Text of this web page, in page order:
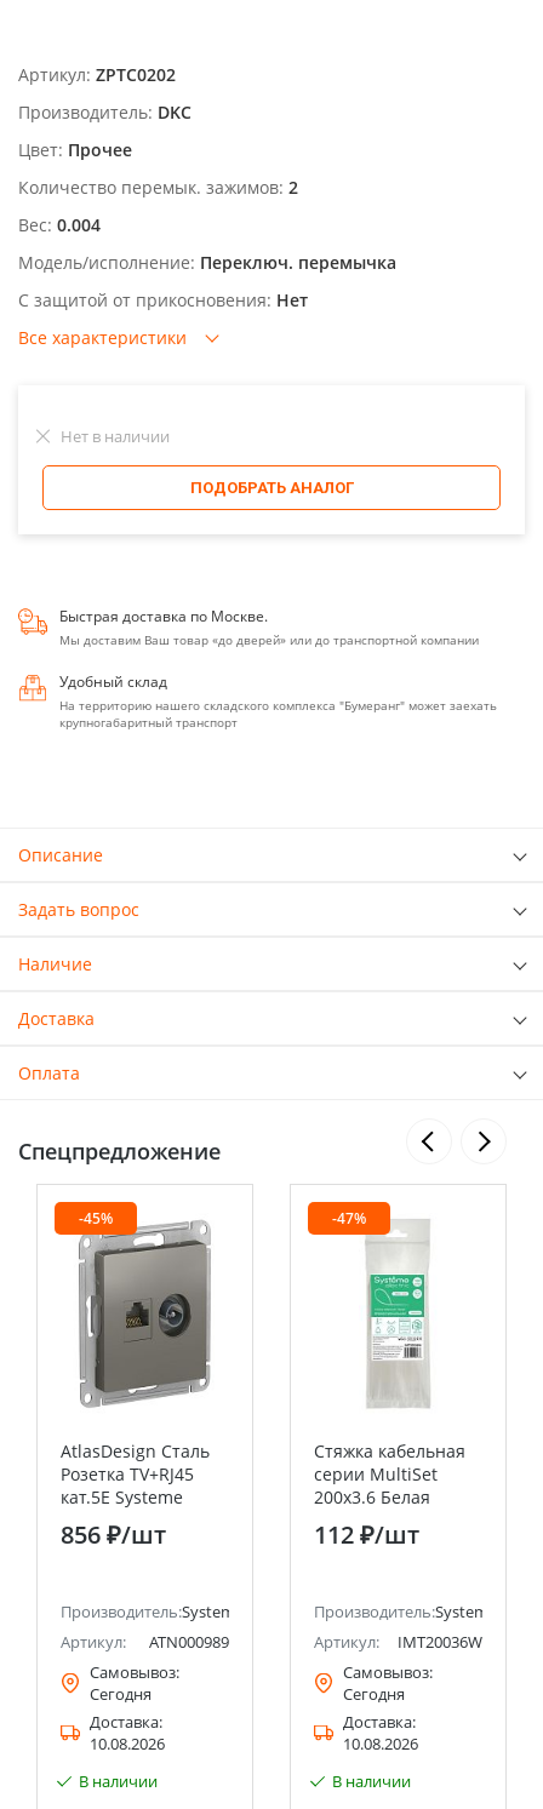
Артикул: ZPTC0202
Производитель: DKC
Цвет: Прочее
Количество перемык. зажимов: 2
Вес: 0.004
Модель/исполнение: Переключ. перемычка
С защитой от прикосновения: Нет
Все характеристики
Нет в наличии
ПОДОБРАТЬ АНАЛОГ
Быстрая доставка по Москве.
Мы доставим Ваш товар «до дверей» или до транспортной компании
Удобный склад
На территорию нашего складского комплекса "Бумеранг" может заехать
крупногабаритный транспорт
Описание
Задать вопрос
Наличие
Доставка
Оплата
Спецпредложение
(ранее Schneider Electric)
-45%
AtlasDesign Сталь
Розетка TV+RJ45
кат.5E Systeme
Electric (Schneider
Electric)
856 ₽/шт
Производитель:Systeme Electric (ранее Schneider Electric)
Артикул:
ATN000989
Самовывоз:
Сегодня
Доставка:
10.08.2026
В наличии
-47%
Стяжка кабельная
серии MultiSet
200х3.6 Белая
(100шт) Systeme
Electric (Schneider
112 ₽/шт
Производитель:Systeme
Артикул:
IMT20036W
Самовывоз:
Сегодня
Доставка:
10.08.2026
В наличии